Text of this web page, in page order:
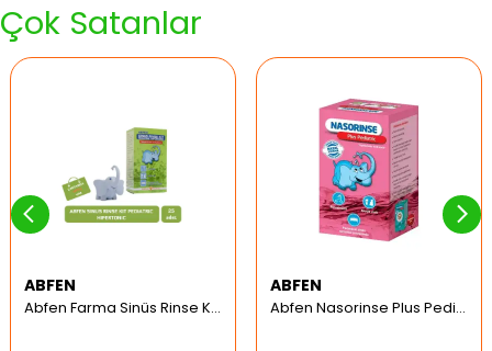
Çok Satanlar
ABFEN
Abfen Farma Sinüs Rinse Kit Pediatrik Hipertonic
ABFEN
Abfen Nasorinse Plus Pediatrik Burun Yıkama Kiti